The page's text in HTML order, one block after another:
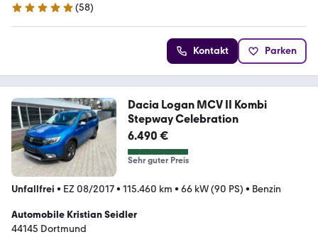
4.9 Sterne
(58)
Kontakt Parken
Dacia Logan MCV II Kombi
Stepway Celebration
6.490 €
Sehr guter Preis
Unfallfrei • EZ 08/2017• 115.460 km • 66 kW (90 PS) • Benzin
Automobile Kristian Seidler
44145 Dortmund